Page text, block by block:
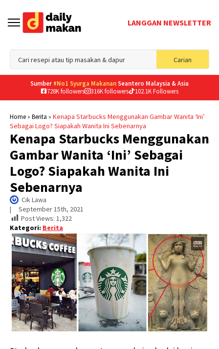
LANGGAN NEWSLETTER
Carian
for:
Sumber #No1 Syurga MakananSeantero Malaysia & Asia
728K followers
316K followers 102.1K Followers
Home» Berita » Kenapa Starbucks Menggunakan Gambar Wanita ‘Ini’
Sebagai Logo? Siapakah Wanita Ini Sebenarnya
Kenapa Starbucks Menggunakan
Gambar Wanita ‘Ini’ Sebagai
Logo? Siapakah Wanita Ini
Sebenarnya
Cik Lawa
| September 15th, 2021
Post Views: 1,322
Kategori: Berita